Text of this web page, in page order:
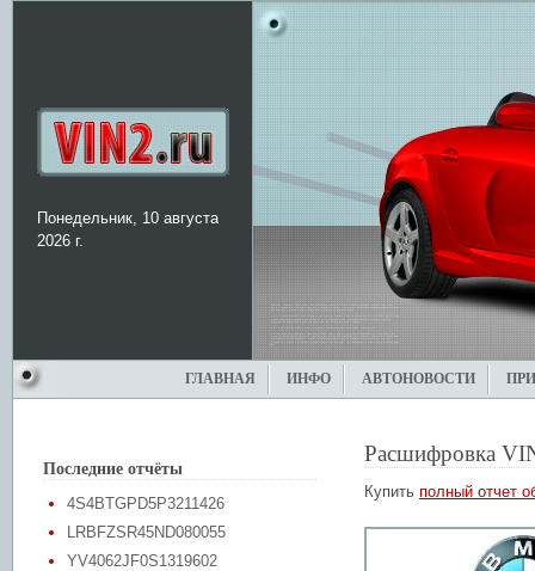
Понедельник, 10 августа
2026 г.
ГЛАВНАЯ ИНФО АВТОНОВОСТИ
Последние отчёты
4S4BTGPD5P3211426
LRBFZSR45ND080055
YV4062JF0S1319602
Расшифровка
Купить полный отчет